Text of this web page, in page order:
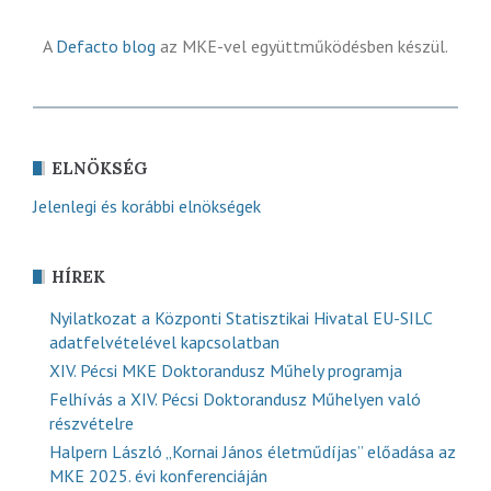
A Defacto blog az MKE-vel együttműködésben készül.
ELNÖKSÉG
Jelenlegi és korábbi elnökségek
HÍREK
Nyilatkozat a Központi Statisztikai Hivatal EU-SILC
adatfelvételével kapcsolatban
XIV. Pécsi MKE Doktorandusz Műhely programja
Felhívás a XIV. Pécsi Doktorandusz Műhelyen való
részvételre
Halpern László „Kornai János életműdíjas” előadása az
MKE 2025. évi konferenciáján